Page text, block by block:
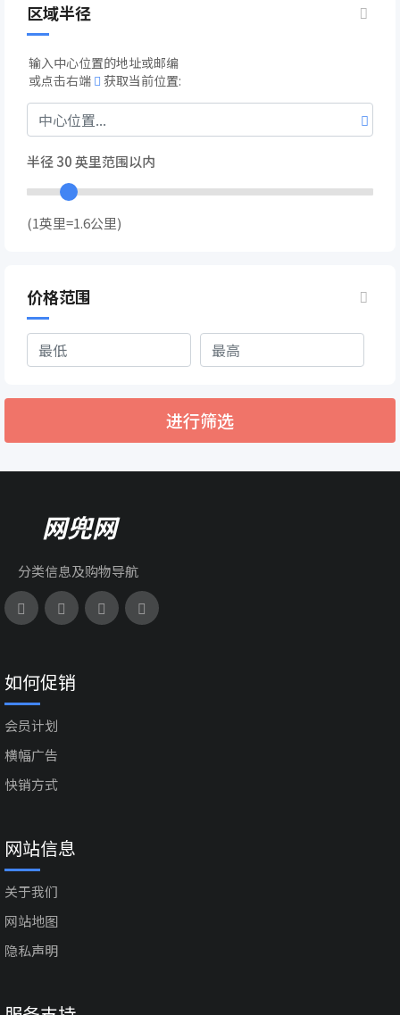
区域半径
输入中心位置的地址或邮编
或点击右端
获取当前位置:
半径30英里范围以内
(1英里=1.6公里)
价格范围
进行筛选
网兜网
分类信息及购物导航
如何促销
会员计划
横幅广告
快销方式
网站信息
关于我们
网站地图
隐私声明